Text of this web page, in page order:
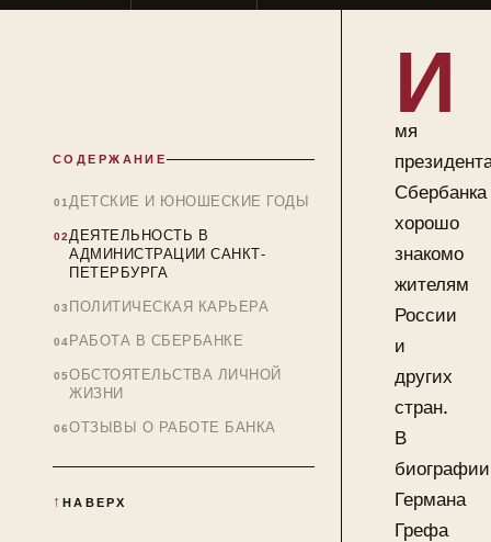
СОДЕРЖАНИЕ
ДЕТСКИЕ И ЮНОШЕСКИЕ ГОДЫ
ДЕЯТЕЛЬНОСТЬ В
АДМИНИСТРАЦИИ САНКТ-
ПЕТЕРБУРГА
ПОЛИТИЧЕСКАЯ КАРЬЕРА
РАБОТА В СБЕРБАНКЕ
ОБСТОЯТЕЛЬСТВА ЛИЧНОЙ
ЖИЗНИ
ОТЗЫВЫ О РАБОТЕ БАНКА
НАВЕРХ
И
мя
Сбербанка
хорошо
знакомо
жителям
России
и
других
стран.
В
биографии
Германа
Грефа